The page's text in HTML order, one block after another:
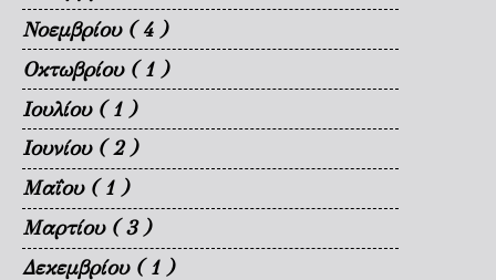
Νοεμβρίου ( 4 )
Οκτωβρίου ( 1 )
Ιουλίου ( 1 )
Ιουνίου ( 2 )
Μαΐου ( 1 )
Μαρτίου ( 3 )
Δεκεμβρίου ( 1 )